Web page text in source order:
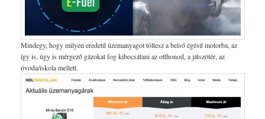
Mindegy, hogy milyen eredetű üzemanyagot töltesz a belső égésű motorba, az
így is, úgy is mérgező gázokat fog kibocsátani az otthonod, a játszótér, az
óvoda/iskola mellett.